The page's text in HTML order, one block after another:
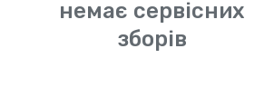
немає сервісних
зборів